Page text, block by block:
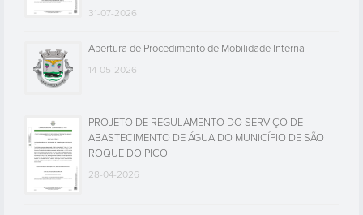
31-07-2026
Abertura de Procedimento de Mobilidade Interna
14-05-2026
PROJETO DE REGULAMENTO DO SERVIÇO DE
ABASTECIMENTO DE ÁGUA DO MUNICÍPIO DE SÃO
ROQUE DO PICO
28-04-2026